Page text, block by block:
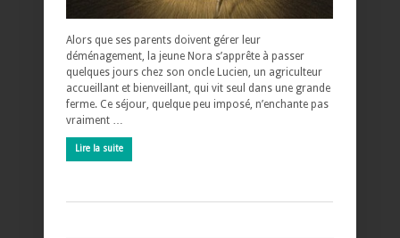
Alors que ses parents doivent gérer leur
déménagement, la jeune Nora s’apprête à passer
quelques jours chez son oncle Lucien, un agriculteur
accueillant et bienveillant, qui vit seul dans une grande
ferme. Ce séjour, quelque peu imposé, n’enchante pas
vraiment …
Lire la suite